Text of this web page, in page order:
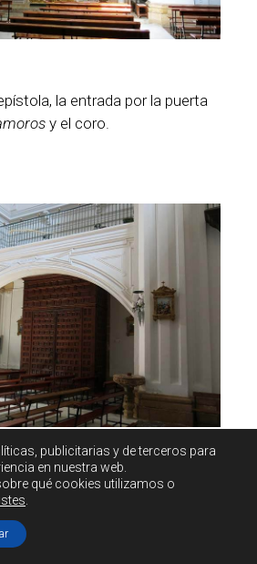
la entrada por la puerta
y el coro.
comunica con el recinto de
Santa Elena, donde se halla
la imagen milagrosa del Cristo,
publicitarias y de terceros para
en nuestra web.
qué cookies utilizamos o